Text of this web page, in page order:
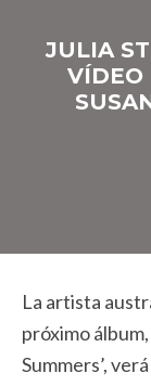
JULIA
VÍDEO
La artista
próximo
Summers’,